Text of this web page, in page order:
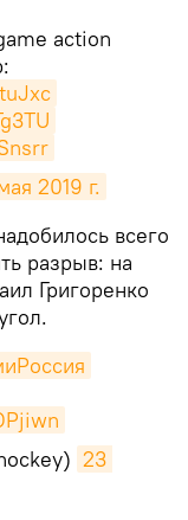
action
2019 г.
всего
разрыв: на
Григоренко
23